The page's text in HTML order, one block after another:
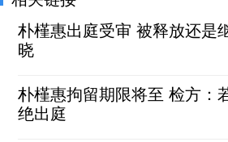
朴槿惠出庭受审 被释放还是
晓
朴槿惠拘留期限将至 检方：
绝出庭